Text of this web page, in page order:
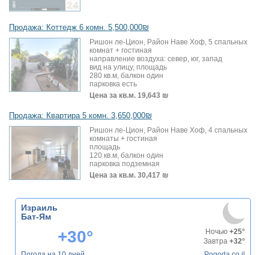
Продажа: Коттедж 6 комн. 5,500,000₪
Ришон ле-Цион, Район Наве Хоф, 5 спальных
комнат + гостиная
направление воздуха: север, юг, запад
вид на улицу, площадь
280 кв.м, балкон один
парковка есть
Цена за кв.м. 19,643 ₪
Продажа: Квартира 5 комн. 3,650,000₪
Ришон ле-Цион, Район Наве Хоф, 4 спальных
комнаты + гостиная
площадь
120 кв.м, балкон один
парковка подземная
Цена за кв.м. 30,417 ₪
Израиль
Бат-Ям
+30° Ночью +25°
Завтра +32°